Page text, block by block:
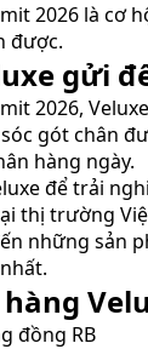
2026 là
được.
gửi
2026,
gót chân
hàng ngày.
để trải
thị trường
những sản
đồng RB